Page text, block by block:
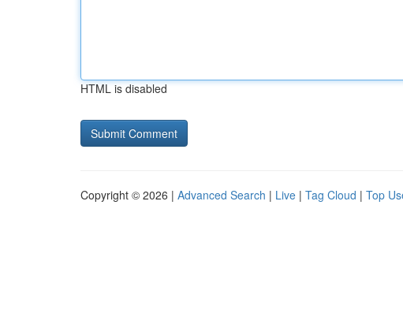
HTML is disabled
Copyright © 2026 | Advanced Search | Live | Tag Cloud | Top